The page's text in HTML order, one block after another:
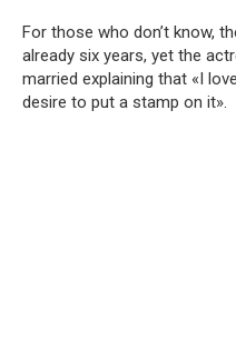
For those who don’t know,
already six years, yet the
married explaining that «I
desire to put a stamp on it».